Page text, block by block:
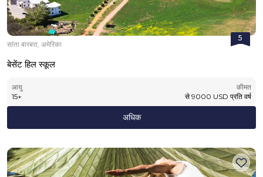
5
सांता बारबरा, अमेरिका
बेसेंट हिल स्कूल
आयु
15+
कीमत
से 9000 USD प्रति वर्ष
अधिक